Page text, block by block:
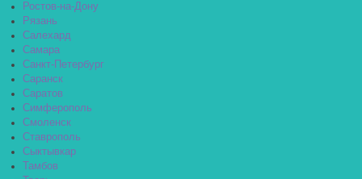
Ростов-на-Дону
Рязань
Салехард
Самара
Санкт-Петербург
Саранск
Саратов
Симферополь
Смоленск
Ставрополь
Сыктывкар
Тамбов